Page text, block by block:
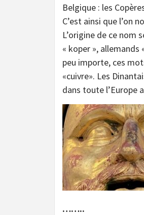
Belgique : les
C’est ainsi que l’on
L’origine de ce nom
« koper », allemands
peu importe, ces
«cuivre». Les
dans toute l’Europe
……..